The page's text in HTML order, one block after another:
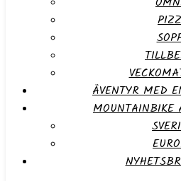
ÄVENTYR MED
MOUNTAINBIKE